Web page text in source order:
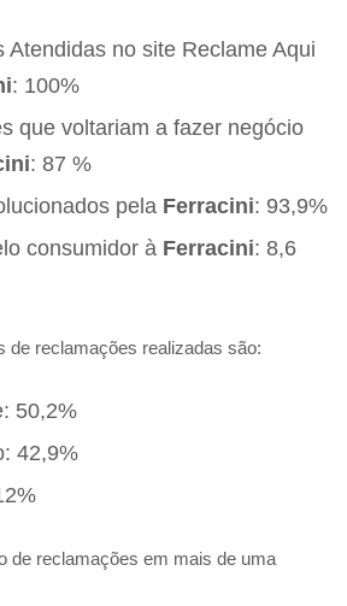
Atendidas no site Reclame Aqui
: 100%
que voltariam a fazer negócio
: 87 %
pela Ferracini: 93,9%
consumidor à Ferracini: 8,6
de reclamações realizadas são:
50,2%
42,9%
de reclamações em mais de uma